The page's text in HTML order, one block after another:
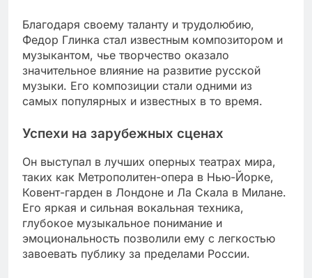
Благодаря своему таланту и трудолюбию,
Федор Глинка стал известным композитором и
музыкантом, чье творчество оказало
значительное влияние на развитие русской
музыки. Его композиции стали одними из
самых популярных и известных в то время.
Успехи на зарубежных сценах
Он выступал в лучших оперных театрах мира,
таких как Метрополитен-опера в Нью-Йорке,
Ковент-гарден в Лондоне и Ла Скала в Милане.
Его яркая и сильная вокальная техника,
глубокое музыкальное понимание и
эмоциональность позволили ему с легкостью
завоевать публику за пределами России.